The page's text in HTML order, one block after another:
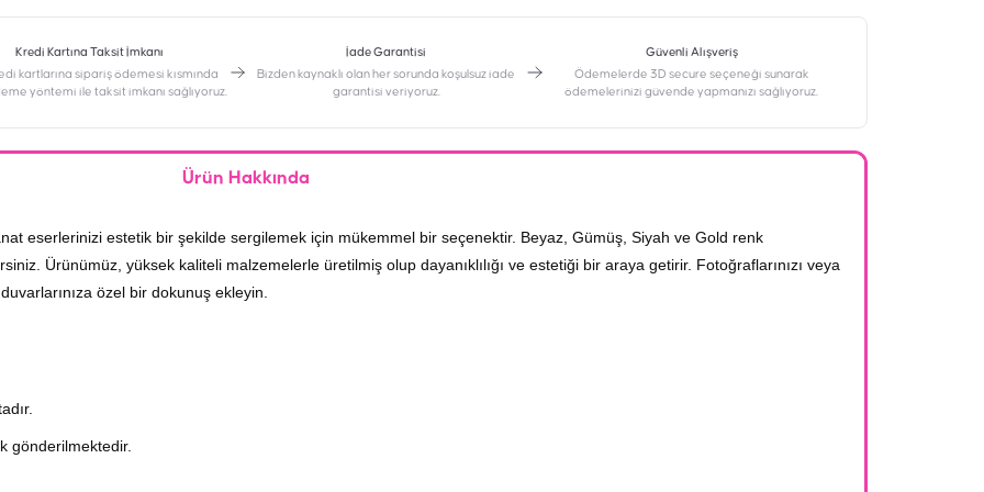
Kredi Kartına Taksit İmkanı
kartlarına sipariş ödemesi kısmında
yöntemi ile taksit imkanı sağlıyoruz.
İade Garantisi
Bizden kaynaklı olan her sorunda koşulsuz iade
garantisi veriyoruz.
Güvenli Alışveriş
Ödemelerde 3D secure seçeneği sunarak
ödemelerinizi güvende yapmanızı sağlıyoruz.
Ürün Hakkında
eserlerinizi estetik bir şekilde sergilemek için mükemmel bir seçenektir. Beyaz, Gümüş, Siyah ve Gold renk
Ürünümüz, yüksek kaliteli malzemelerle üretilmiş olup dayanıklılığı ve estetiği bir araya getirir. Fotoğraflarınızı veya
özel bir dokunuş ekleyin.
gönderilmektedir.